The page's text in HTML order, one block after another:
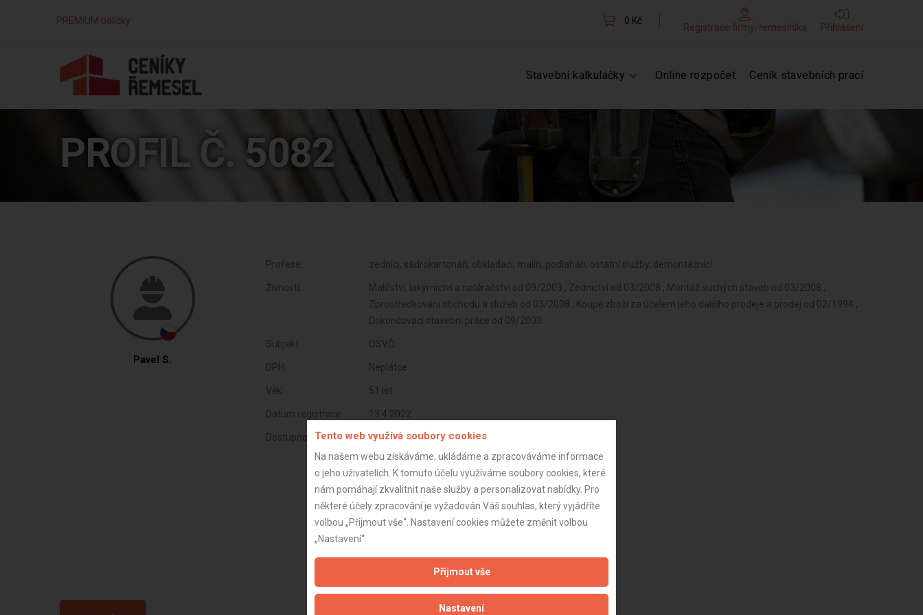
PREMIUM balíčky 0 Kč
Registrace firmy/řemeslníka Přihlášení
Stavební kalkulačky Online rozpočet Ceník stavebních prací
PROFIL Č. 5082
Pavel S.
Profese: zedníci, sádrokartonáři, obkladači, malíři, podlaháři, ostatní služby, demontážníci
Živnosti:
Malířství, lakýrnictví a natěračství od 09/2003 , Zednictví od 03/2008 , Montáž suchých staveb od 03/2008 ,
Zprostředkování obchodu a služeb od 03/2008 , Koupě zboží za účelem jeho dalšího prodeje a prodej od 02/1994 ,
Dokončovací stavební práce od 09/2003
Subjekt: OSVČ
DPH: Neplátce
Věk: 51 let
Datum registrace: 13.4.2022
Dostupnost:Tento web využívá soubory cookies
Na našem webu získáváme, ukládáme a zpracováváme informace
o jeho uživatelích. K tomuto účelu využíváme soubory cookies, které
nám pomáhají zkvalitnit naše služby a personalizovat nabídky. Pro
některé účely zpracování je vyžadován Váš souhlas, který vyjádříte
volbou „Přijmout vše“. Nastavení cookies můžete změnit volbou
„Nastavení“.
Přijmout vše
Nastavení